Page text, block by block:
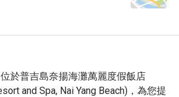
位於普吉島奈揚海灘萬麗度假飯店
and Spa, Nai Yang Beach)，為您提